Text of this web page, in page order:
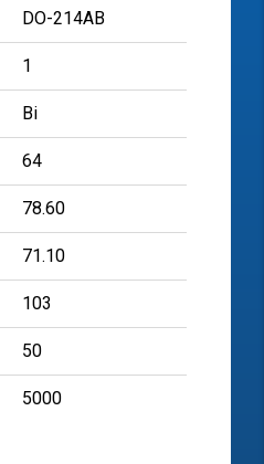
DO-214AB
1
Bi
64
78.60
71.10
103
50
5000